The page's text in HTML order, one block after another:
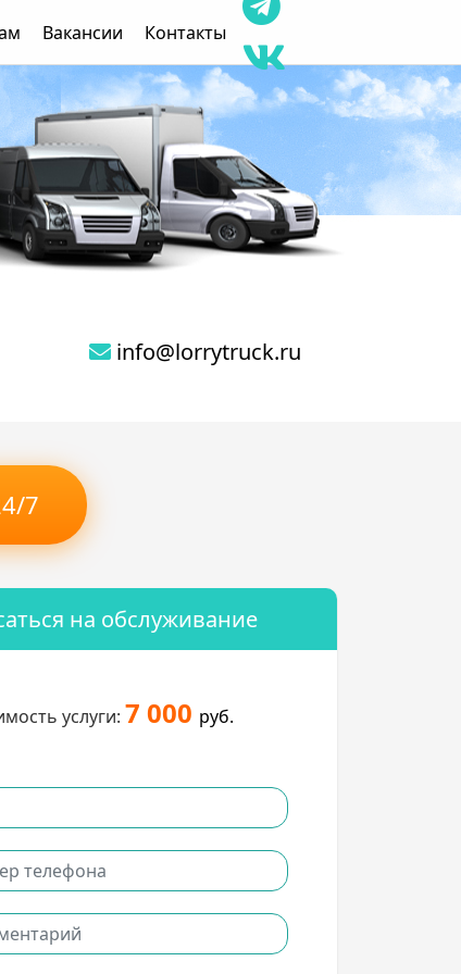
Вакансии Контакты
info@lorrytruck.ru
7
на обслуживание
услуги: 7 000 руб.